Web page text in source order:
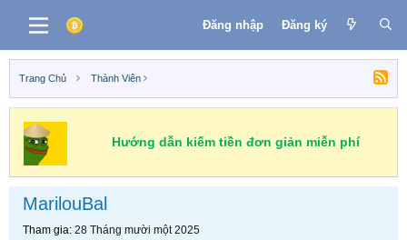
Đăng nhập Đăng ký
Trang Chủ Thành Viên
Hướng dẫn kiếm tiền đơn giản miễn phí
MarilouBal
Tham gia 28 Tháng mười một 2025